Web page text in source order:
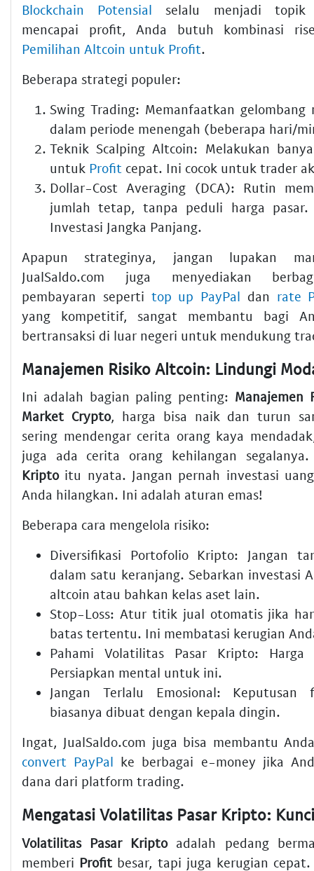
Blockchain Potensial selalu menjadi topik
mencapai profit, Anda butuh kombinasi
Pemilihan Altcoin untuk Profit.
Beberapa strategi populer:
Swing Trading: Memanfaatkan
dalam periode menengah (beberapa hari/
Teknik Scalping Altcoin: Melakukan
untuk Profit cepat. Ini cocok untuk trader
Dollar-Cost Averaging (DCA): Rutin
jumlah tetap, tanpa peduli harga
Investasi Jangka Panjang.
Apapun strateginya, jangan lupakan
JualSaldo.com juga menyediakan
pembayaran seperti top up PayPal dan rate
yang kompetitif, sangat membantu bagi
bertransaksi di luar negeri untuk mendukung
Ini adalah bagian paling penting: Manajemen
Market Crypto, harga bisa naik dan turun
sering mendengar cerita orang kaya
juga ada cerita orang kehilangan
Kriptoitu nyata. Jangan pernah investasi
Anda hilangkan. Ini adalah aturan emas!
Beberapa cara mengelola risiko:
Diversifikasi Portofolio Kripto: Jangan
dalam satu keranjang. Sebarkan investasi
altcoin atau bahkan kelas aset lain.
Stop-Loss: Atur titik jual otomatis jika
batas tertentu. Ini membatasi kerugian
Pahami Volatilitas Pasar Kripto: Harga
Persiapkan mental untuk ini.
Jangan Terlalu Emosional: Keputusan
biasanya dibuat dengan kepala dingin.
Ingat, JualSaldo.com juga bisa membantu
convert PayPal ke berbagai e-money jika
dana dari platform trading.
Volatilitas Pasar Kriptoadalah pedang
memberi Profit besar, tapi juga kerugian